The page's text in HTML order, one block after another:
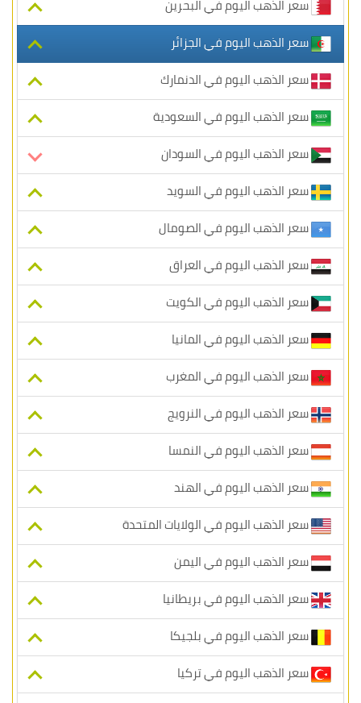
سعر الذهب اليوم في البحرين
سعر الذهب اليوم في الجزائر
سعر الذهب اليوم في الدنمارك
سعر الذهب اليوم في السعودية
سعر الذهب اليوم في السودان
سعر الذهب اليوم في السويد
سعر الذهب اليوم في الصومال
سعر الذهب اليوم في العراق
سعر الذهب اليوم في الكويت
سعر الذهب اليوم في المانيا
سعر الذهب اليوم في المغرب
سعر الذهب اليوم في النرويج
سعر الذهب اليوم في النمسا
سعر الذهب اليوم في الهند
سعر الذهب اليوم في الولايات المتحدة
سعر الذهب اليوم في اليمن
سعر الذهب اليوم في بريطانيا
سعر الذهب اليوم في بلجيكا
سعر الذهب اليوم في تركيا